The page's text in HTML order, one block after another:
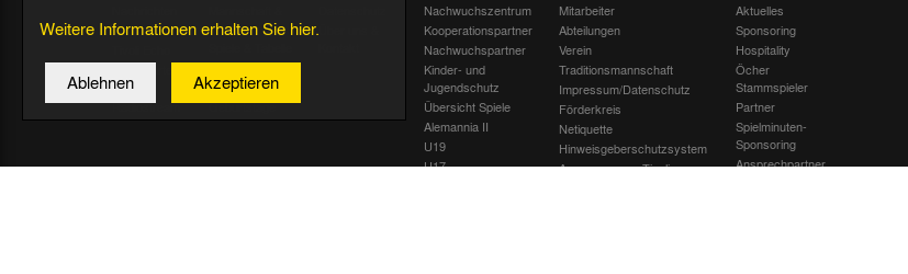
Termine
Deal
Radiostream
Trainer
Statistik
Trainingsplan
Geburtstage
Nachwuchszentrum
Kooperationspartner
Nachwuchspartner
Kinder- und
Jugendschutz
Übersicht Spiele
Alemannia II
U19
U17
Mitarbeiter
Abteilungen
Verein
Traditionsmannschaft
Impressum/Datenschutz
Förderkreis
Netiquette
Hinweisgeberschutzsystem
Awareness am Tivoli
Aktuelles
Sponsoring
Hospitality
Öcher
Stammspieler
Partner
Spielminuten-
Sponsoring
Ansprechpartner
Weitere Informationen erhalten Sie hier.
Ablehnen Akzeptieren